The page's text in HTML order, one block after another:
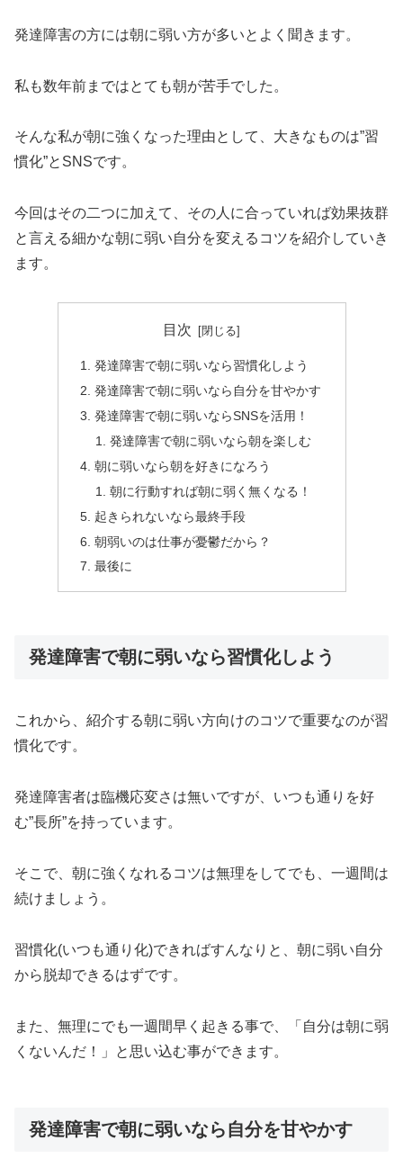
発達障害の方には朝に弱い方が多いとよく聞きます。
私も数年前まではとても朝が苦手でした。
そんな私が朝に強くなった理由として、大きなものは”習
慣化”とSNSです。
今回はその二つに加えて、その人に合っていれば効果抜群
と言える細かな朝に弱い自分を変えるコツを紹介していき
ます。
目次
発達障害で朝に弱いなら習慣化しよう
発達障害で朝に弱いなら自分を甘やかす
発達障害で朝に弱いならSNSを活用！
発達障害で朝に弱いなら朝を楽しむ
朝に弱いなら朝を好きになろう
朝に行動すれば朝に弱く無くなる！
起きられないなら最終手段
朝弱いのは仕事が憂鬱だから？
最後に
発達障害で朝に弱いなら習慣化しよう
これから、紹介する朝に弱い方向けのコツで重要なのが習
慣化です。
発達障害者は臨機応変さは無いですが、いつも通りを好
む”長所”を持っています。
そこで、朝に強くなれるコツは無理をしてでも、一週間は
続けましょう。
習慣化(いつも通り化)できればすんなりと、朝に弱い自分
から脱却できるはずです。
また、無理にでも一週間早く起きる事で、「自分は朝に弱
くないんだ！」と思い込む事ができます。
発達障害で朝に弱いなら自分を甘やかす